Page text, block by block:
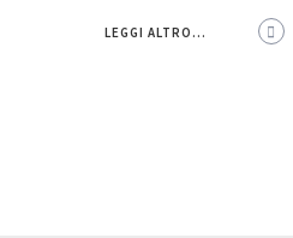
LEGGI ALTRO...